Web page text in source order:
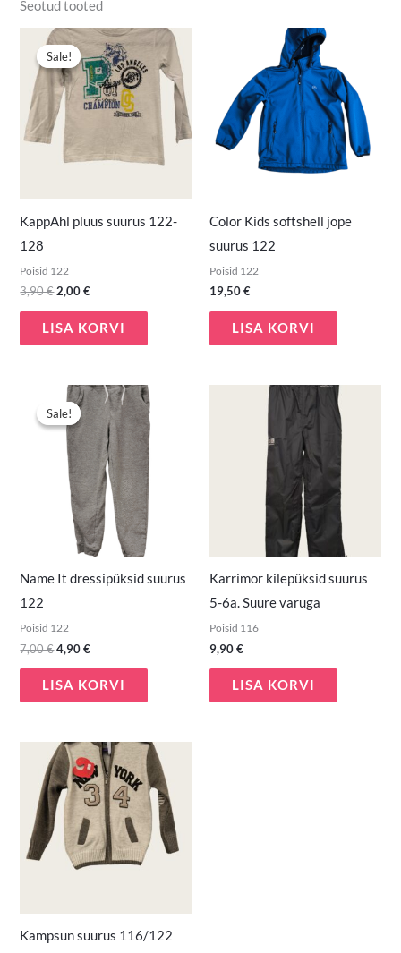
Seotud tooted
Sale!
Sale!
KappAhl pluus suurus 122-
128
Poisid 122
3,90€
Algne
hind
oli:
3,90 €.
2,00€
Praegune
hind
on:
2,00 €.
LISA KORVI
Color Kids softshell jope
suurus 122
Poisid 122
19,50€
LISA KORVI
Sale!
Sale!
Name It dressipüksid suurus
122
Poisid 122
7,00€
Algne
hind
oli:
7,00 €.
4,90€
Praegune
hind
4,90 €.
LISA KORVI
Karrimor kilepüksid suurus
5-6a. Suure varuga
Poisid 116
9,90€
LISA KORVI
Kampsun suurus 116/122